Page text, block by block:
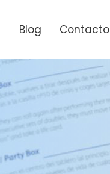
Blog Contacto